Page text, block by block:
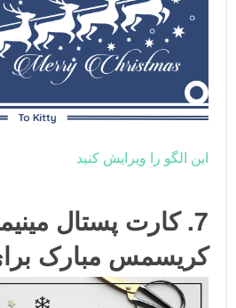
این الگو را ویرایش کنید
7. کارت پستال
کریسمس مبارک